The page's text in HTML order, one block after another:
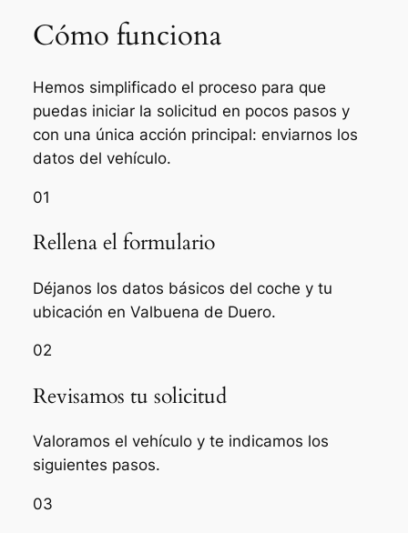
Cómo funciona
Hemos simplificado el proceso para que
puedas iniciar la solicitud en pocos pasos y
con una única acción principal: enviarnos los
datos del vehículo.
01
Rellena el formulario
Déjanos los datos básicos del coche y tu
ubicación en Valbuena de Duero.
02
Revisamos tu solicitud
Valoramos el vehículo y te indicamos los
siguientes pasos.
03